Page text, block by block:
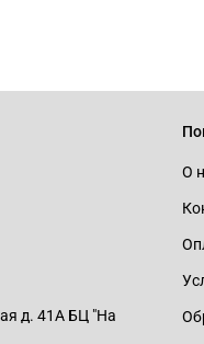
О
д. 41А БЦ "На